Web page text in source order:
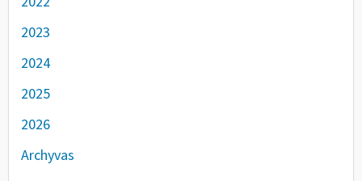
2023
2024
2025
2026
Archyvas